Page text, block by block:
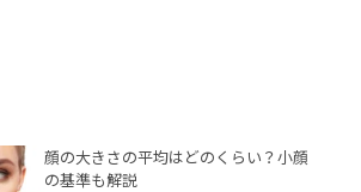
顔の大きさの平均はどのくらい？小顔
の基準も解説